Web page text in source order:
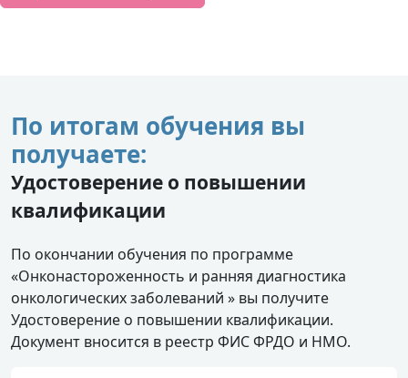
По итогам обучения вы
получаете:
Удостоверение о повышении
квалификации
По окончании обучения по программе
«Онконастороженность и ранняя диагностика
онкологических заболеваний » вы получите
Удостоверение о повышении квалификации.
Документ вносится в реестр ФИС ФРДО и НМО.